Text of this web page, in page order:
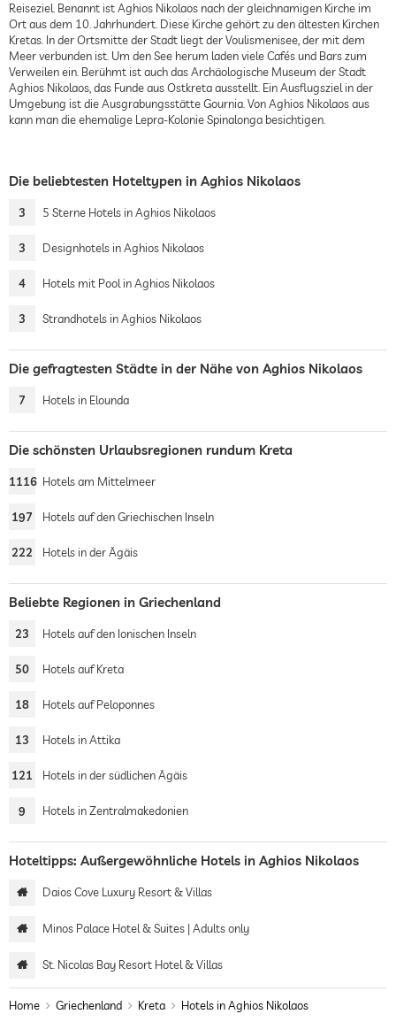
Reiseziel. Benannt ist Aghios Nikolaos nach der gleichnamigen Kirche im
Ort aus dem 10. Jahrhundert. Diese Kirche gehört zu den ältesten Kirchen
Kretas. In der Ortsmitte der Stadt liegt der Voulismenisee, der mit dem
Meer verbunden ist. Um den See herum laden viele Cafés und Bars zum
Verweilen ein. Berühmt ist auch das Archäologische Museum der Stadt
Aghios Nikolaos, das Funde aus Ostkreta ausstellt. Ein Ausflugsziel in der
Umgebung ist die Ausgrabungsstätte Gournia. Von Aghios Nikolaos aus
kann man die ehemalige Lepra-Kolonie Spinalonga besichtigen.
Die beliebtesten Hoteltypen in Aghios Nikolaos
3 5 Sterne Hotels in Aghios Nikolaos
3 Designhotels in Aghios Nikolaos
4 Hotels mit Pool in Aghios Nikolaos
3 Strandhotels in Aghios Nikolaos
Die gefragtesten Städte in der Nähe von Aghios Nikolaos
7 Hotels in Elounda
Die schönsten Urlaubsregionen rundum Kreta
1116 Hotels am Mittelmeer
197 Hotels auf den Griechischen Inseln
222 Hotels in der Ägäis
Beliebte Regionen in Griechenland
23 Hotels auf den Ionischen Inseln
50 Hotels auf Kreta
18 Hotels auf Peloponnes
13 Hotels in Attika
121 Hotels in der südlichen Ägäis
9 Hotels in Zentralmakedonien
Hoteltipps: Außergewöhnliche Hotels in Aghios Nikolaos
Daios Cove Luxury Resort & Villas
Minos Palace Hotel & Suites | Adults only
St. Nicolas Bay Resort Hotel & Villas
Home Griechenland Kreta Hotels in Aghios Nikolaos